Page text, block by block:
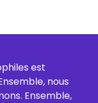
est
nous
Ensemble,